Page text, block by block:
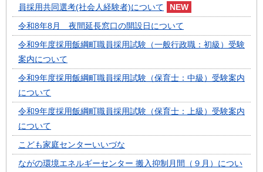
員採用共同選考(社会人経験者)について
令和8年8月 夜間延長窓口の開設日について
令和9年度採用飯綱町職員採用試験（一般行政職：初級）受験
案内について
令和9年度採用飯綱町職員採用試験（保育士：中級）受験案内
について
令和9年度採用飯綱町職員採用試験（保育士：上級）受験案内
について
こども家庭センターいいづな
ながの環境エネルギーセンター 搬入抑制月間（９月）につい